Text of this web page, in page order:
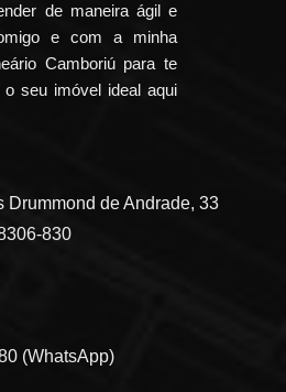
de maneira ágil e
e com a minha
Camboriú para te
seu imóvel ideal aqui
Drummond de Andrade, 33
830
(WhatsApp)